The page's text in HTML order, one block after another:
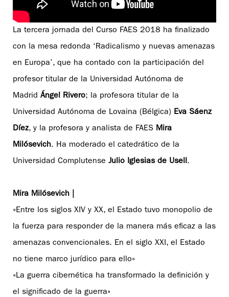
La tercera jornada del Curso FAES 2018 ha finalizado
con la mesa redonda ‘Radicalismo y nuevas amenazas
en Europa’, que ha contado con la participación del
profesor titular de la Universidad Autónoma de
Madrid Ángel Rivero; la profesora titular de la
Universidad Autónoma de Lovaina (Bélgica) Eva Sáenz
Díez, y la profesora y analista de FAES Mira
Milósevich. Ha moderado el catedrático de la
Universidad Complutense Julio Iglesias de Usell.
Mira Milósevich |
«Entre los siglos XIV y XX, el Estado tuvo monopolio de
la fuerza para responder de la manera más eficaz a las
amenazas convencionales. En el siglo XXI, el Estado
no tiene marco jurídico para ello»
«La guerra cibernética ha transformado la definición y
el significado de la guerra»